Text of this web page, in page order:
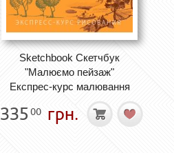
Sketchbook Скетчбук
"Малюємо пейзаж"
Експрес-курс малювання
335 00 грн.